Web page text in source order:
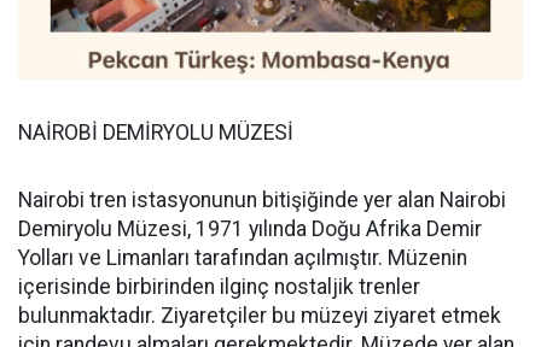
NAİROBİ DEMİRYOLU MÜZESİ
Nairobi tren istasyonunun bitişiğinde yer alan Nairobi
Demiryolu Müzesi, 1971 yılında Doğu Afrika Demir
Yolları ve Limanları tarafından açılmıştır. Müzenin
içerisinde birbirinden ilginç nostaljik trenler
bulunmaktadır. Ziyaretçiler bu müzeyi ziyaret etmek